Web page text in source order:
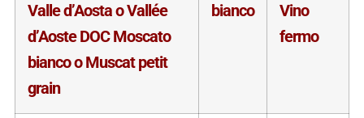
Valle d’Aosta o Vallée
d’Aoste DOC Moscato
bianco o Muscat petit
grain
bianco
Vino
fermo